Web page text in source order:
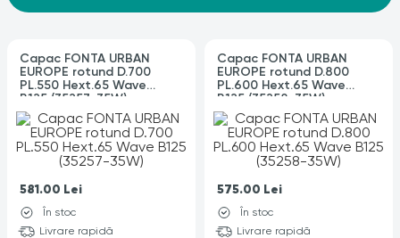
Capac FONTA URBAN
EUROPE rotund D.700
PL.550 Hext.65 Wave
B125 (35257-35W)
581.00 Lei
În stoc
Livrare rapidă
Capac FONTA URBAN
EUROPE rotund D.800
PL.600 Hext.65 Wave
B125 (35258-35W)
575.00 Lei
În stoc
Livrare rapidă